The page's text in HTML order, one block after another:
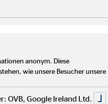
werden, wenig später
r mit dem Handy
erzeugte TAN gibt den
anonym. Diese
wie unsere Besucher unsere
OVB, Google Ireland Ltd.